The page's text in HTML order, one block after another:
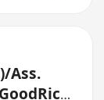
Ass.